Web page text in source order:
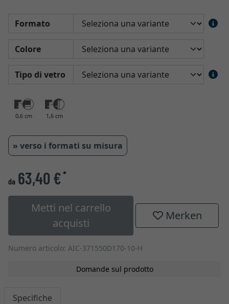
Formato
Colore
Tipo di vetro
0,6 cm 1,6 cm
» verso i formati su misura
da 63,40 €*
Metti nel carrello
acquisti
Merken
Numero articolo: AIC-371550D170-10-H
Domande sul prodotto
Specifiche